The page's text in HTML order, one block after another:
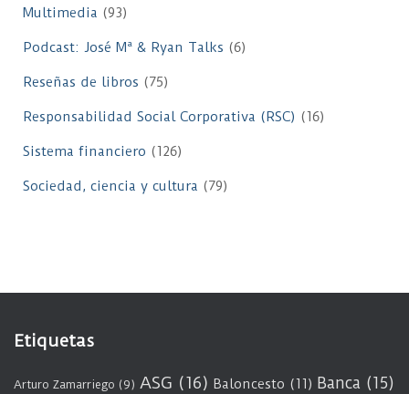
Multimedia (93)
Podcast: José Mª & Ryan Talks (6)
Reseñas de libros (75)
Responsabilidad Social Corporativa (RSC) (16)
Sistema financiero (126)
Sociedad, ciencia y cultura (79)
Etiquetas
Arturo Zamarriego (9) ASG (16) Baloncesto (11) Banca (15)